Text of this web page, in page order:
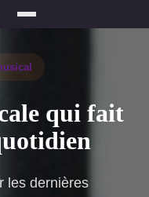
qui fait
les dernières